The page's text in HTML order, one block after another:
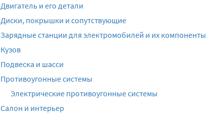
Двигатель и его детали
Диски, покрышки и сопутствующие
Зарядные станции для электромобилей и их компоненты
Кузов
Подвеска и шасси
Противоугонные системы
Электрические противоугонные системы
Салон и интерьер